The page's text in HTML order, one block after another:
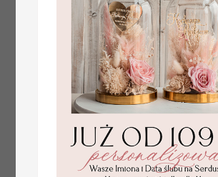
plan stołów
weselnych
usadzenie gości na
weselu, tablica
informacyjna dla
gości weselnych,
plan stołów na
weselu ze zdjęciem
Pary Młodej, plan
100 PLN/